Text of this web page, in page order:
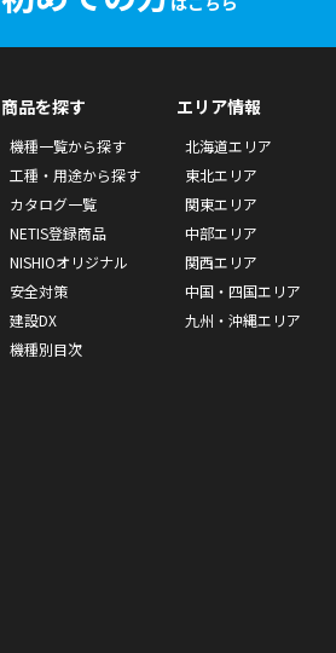
商品を探す
機種一覧から探す
工種・用途から探す
カタログ一覧
NETIS登録商品
NISHIOオリジナル
安全対策
建設DX
機種別目次
エリア情報
北海道エリア
東北エリア
関東エリア
中部エリア
関西エリア
中国・四国エリア
九州・沖縄エリア